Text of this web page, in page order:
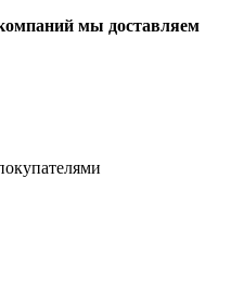
мы доставляем